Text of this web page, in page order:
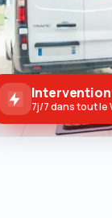
Intervention
7j/7 dans tout le